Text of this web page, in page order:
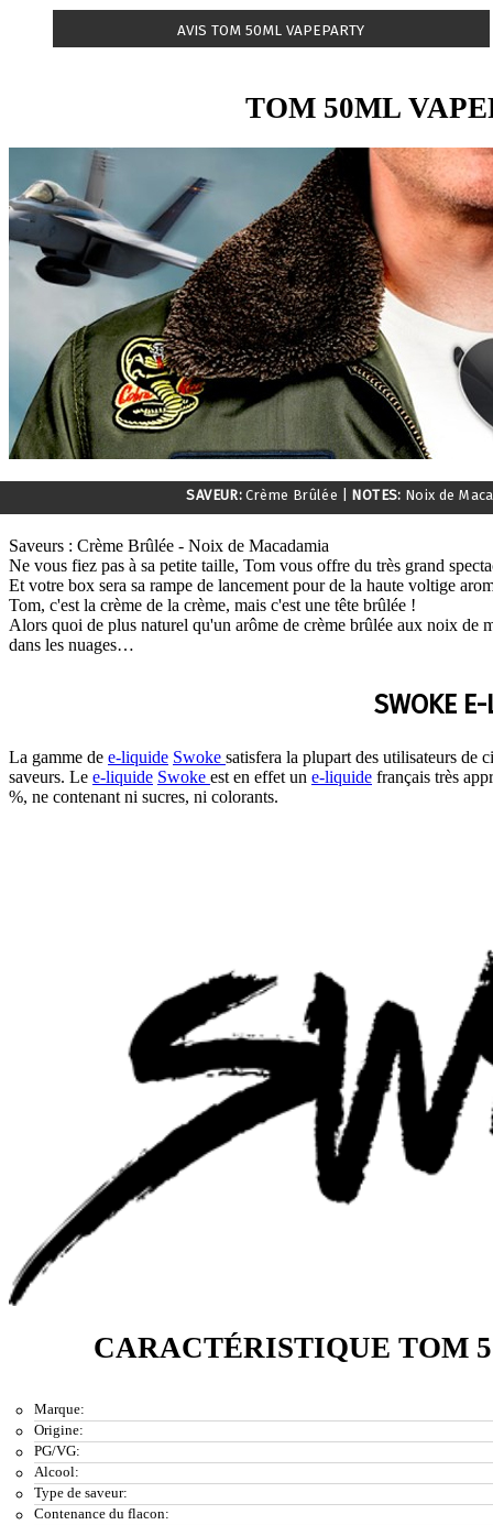
AVIS TOM 50ML VAPEPARTY
TOM 50ML
SAVEUR: Crème Brûlée NOTES: Noix de
Saveurs : Crème Brûlée - Noix de Macadamia
Ne vous fiez pas à sa petite taille, Tom vous offre du très grand
Et votre box sera sa rampe de lancement pour de la haute voltige
Tom, c'est la crème de la crème, mais c'est une tête brûlée !
Alors quoi de plus naturel qu'un arôme de crème brûlée aux noix de
dans les nuages…
SWOKE
La gamme de e-liquide Swoke satisfera la plupart des utilisateurs de
saveurs. Le e-liquide Swoke est en effet un e-liquide français très
%, ne contenant ni sucres, ni colorants.
CARACTÉRISTIQUE TOM
Marque:
Origine:
PG/VG:
Alcool:
Type de saveur:
Contenance du flacon: